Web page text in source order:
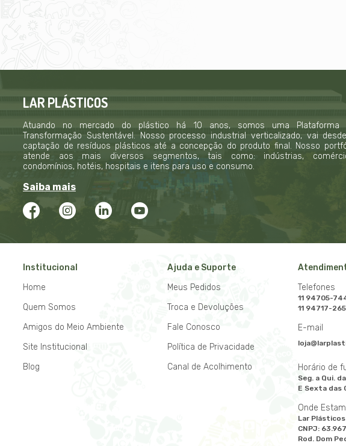
LAR PLÁSTICOS
Atuando no mercado do plástico há 10 anos, somos uma Plataforma
Transformação Sustentável. Nosso processo industrial verticalizado, vai
captação de resíduos plásticos até a concepção do produto final. Nosso
atende aos mais diversos segmentos, tais como: indústrias,
condomínios, hotéis, hospitais e itens para uso e consumo.
Saiba mais
Institucional
Home
Quem Somos
Amigos do Meio Ambiente
Site Institucional
Blog
Ajuda e Suporte
Meus Pedidos
Troca e Devoluções
Fale Conosco
Política de Privacidade
Canal de Acolhimento
Telefones
11 94705-
11 94717-
E-mail
Horário de
Seg. a Qui.
E Sexta das
Onde
Lar
CNPJ:
Rod. Dom